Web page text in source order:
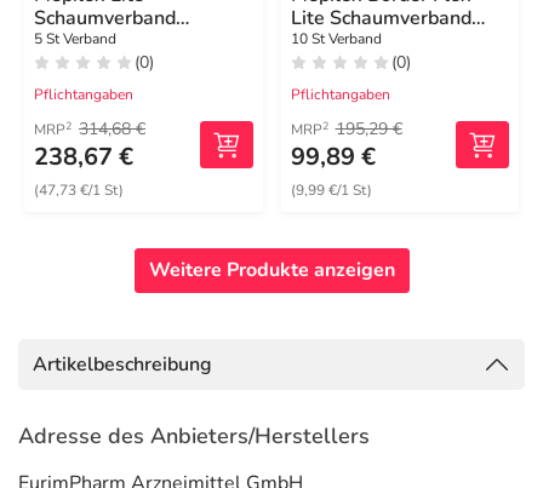
Schaumverband
17,5x17,5cm steril
5 St Verband
(0)
Pflichtangaben
MRP2 314,68 €
238,67 €
(47,73 €/1 St)
Lite Schaumverband
10x10 cm
10 St Verband
(0)
Pflichtangaben
MRP2 195,29 €
99,89 €
(9,99 €/1 St)
Weitere Produkte anzeigen
Artikelbeschreibung
Adresse des Anbieters/Herstellers